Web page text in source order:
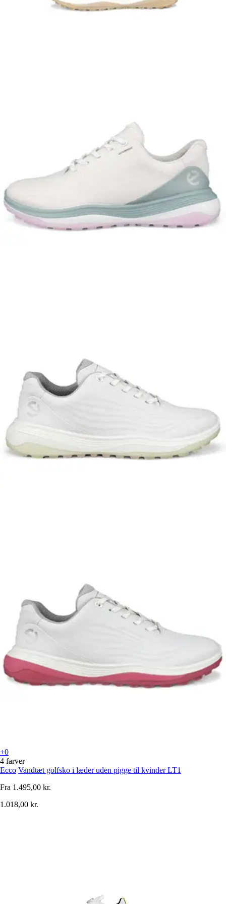
+0
4 farver
Ecco Vandtæt golfsko i læder uden pigge til kvinder LT1
Fra 1.495,00 kr.
1.018,00 kr.